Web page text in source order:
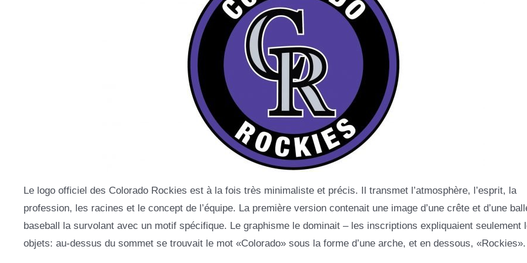
Le logo officiel des Colorado Rockies est à la fois très minimaliste et précis. Il transmet l’atmosphère, l’esprit, la
profession, les racines et le concept de l’équipe. La première version contenait une image d’une crête et d’une
baseball la survolant avec un motif spécifique. Le graphisme le dominait – les inscriptions expliquaient seulement
objets: au-dessus du sommet se trouvait le mot «Colorado» sous la forme d’une arche, et en dessous, «Rockies».